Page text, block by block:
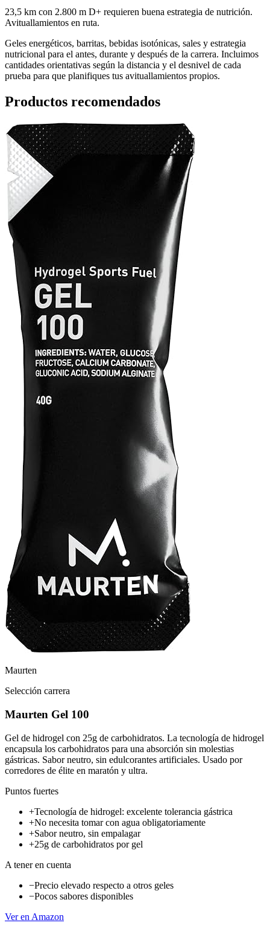
23,5 km con 2.800 m D+ requieren buena estrategia de nutrición.
Avituallamientos en ruta.
Geles energéticos, barritas, bebidas isotónicas, sales y estrategia
nutricional para el antes, durante y después de la carrera. Incluimos
cantidades orientativas según la distancia y el desnivel de cada
prueba para que planifiques tus avituallamientos propios.
Productos recomendados
Maurten
Selección carrera
Maurten Gel 100
Gel de hidrogel con 25g de carbohidratos. La tecnología de hidrogel
encapsula los carbohidratos para una absorción sin molestias
gástricas. Sabor neutro, sin edulcorantes artificiales. Usado por
corredores de élite en maratón y ultra.
Puntos fuertes
+Tecnología de hidrogel: excelente tolerancia gástrica
+No necesita tomar con agua obligatoriamente
+Sabor neutro, sin empalagar
+25g de carbohidratos por gel
A tener en cuenta
−Precio elevado respecto a otros geles
−Pocos sabores disponibles
Ver en Amazon